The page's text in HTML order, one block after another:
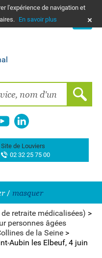
l'expérience de navigation et
En savoir plus
Site de Louviers
02 32 25 75 00
/ masquer
en ligne
Pierre Hurabielle
retraite médicalisées) >
personnes âgées
de la Seine >
Aubin les Elbeuf, 4 juin